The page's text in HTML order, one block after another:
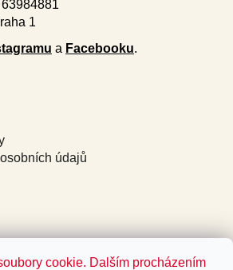
cookie. Dalším procházením
1
a Facebooku.
údajů